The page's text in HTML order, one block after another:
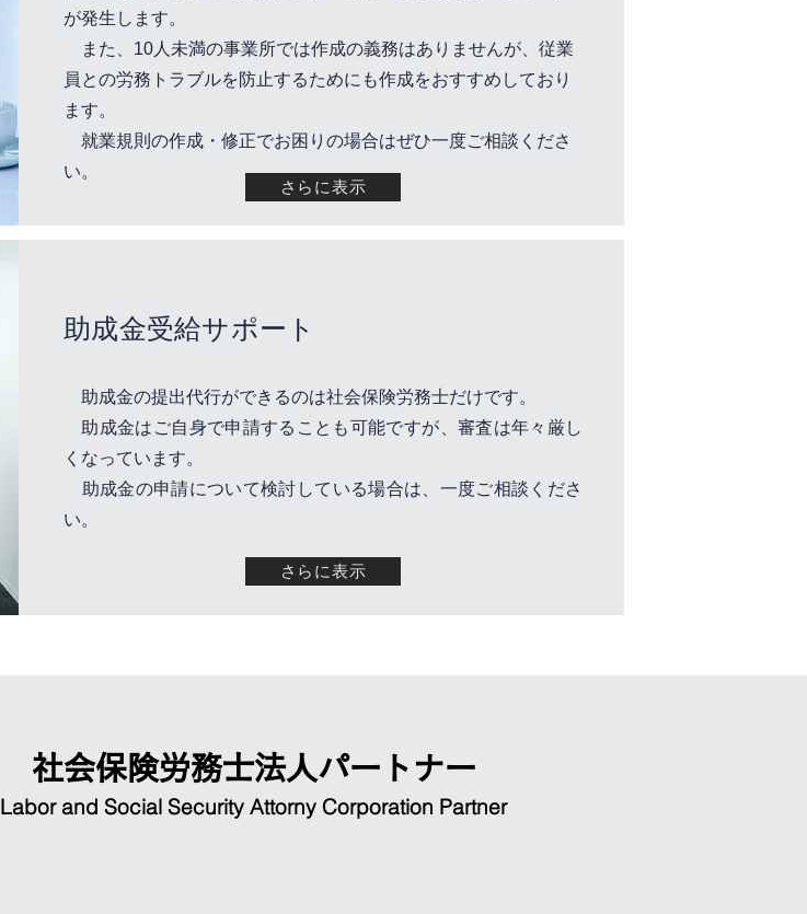
が発生します。
また、10人未満の事業所では作成の義務はありませんが、従業
員との労務トラブルを防止するためにも作成をおすすめしており
ます。
就業規則の作成・修正でお困りの場合はぜひ一度ご相談くださ
い。
さらに表示
助成金受給サポート
助成金の提出代行ができるのは社会保険労務士だけです。
助成金はご自身で申請することも可能ですが、審査は年々厳し
くなっています。
​ 助成金の申請について検討している場合は、一度ご相談くださ
い。
さらに表示
社会保険労務士法人パートナー
Labor and Social Security Attorny Corporation Partner